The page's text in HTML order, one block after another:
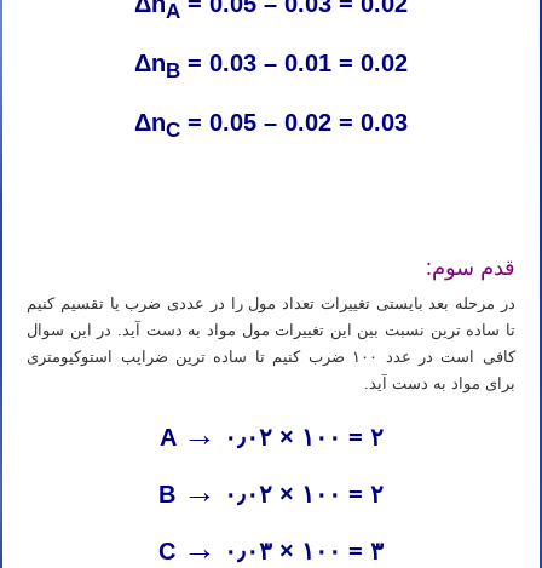
A
ΔnB = 0.03 – 0.01 = 0.02
ΔnC = 0.05 – 0.02 = 0.03
قدم سوم:
در مرحله بعد بایستی تغییرات تعداد مول را در عددی ضرب یا تقسیم کنیم
تا ساده ترین نسبت بین این تغییرات مول مواد به دست آید. در این سوال
کافی است در عدد ۱۰۰ ضرب کنیم تا ساده ترین ضرایب استوکیومتری
برای مواد به دست آید.
A → ۰٫۰۲ × ۱۰۰ = ۲
B → ۰٫۰۲ × ۱۰۰ = ۲
C → ۰٫۰۳ × ۱۰۰ = ۳